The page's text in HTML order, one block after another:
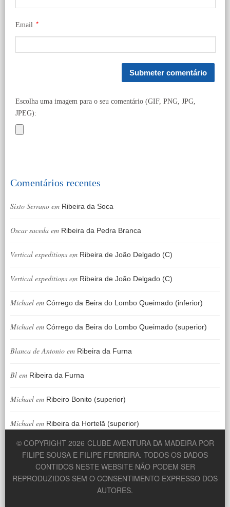
Email *
Escolha uma imagem para o seu comentário (GIF, PNG, JPG,
JPEG):
Comentários recentes
Sixto Serrano em Ribeira da Soca
Oscar saceda em Ribeira da Pedra Branca
Vertical expeditions em Ribeira de João Delgado (C)
Vertical expeditions em Ribeira de João Delgado (C)
Michael em Córrego da Beira do Lombo Queimado (inferior)
Michael em Córrego da Beira do Lombo Queimado (superior)
Blanca de Antonio em Ribeira da Furna
Bl em Ribeira da Furna
Michael em Ribeiro Bonito (superior)
Michael em Ribeira da Hortelã (superior)
© COPYRIGHT 2026 CLUBE AVENTURA DA MADEIRA POR
FILIPE SOUSA E FILIPE FERREIRA. TODOS OS DADOS
CONTIDOS NESTE WEBSITE NÃO PODEM SER
REPRODUZIDOS SEM O CONSENTIMENTO EXPRESSO DOS
AUTORES.